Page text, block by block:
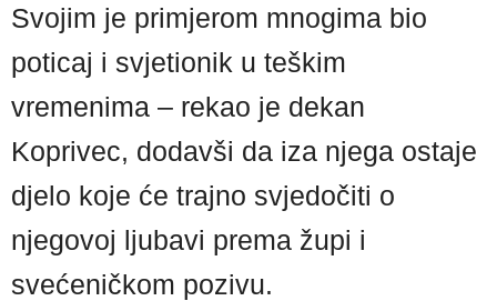
Svojim je primjerom mnogima bio
poticaj i svjetionik u teškim
vremenima – rekao je dekan
Koprivec, dodavši da iza njega ostaje
djelo koje će trajno svjedočiti o
njegovoj ljubavi prema župi i
svećeničkom pozivu.